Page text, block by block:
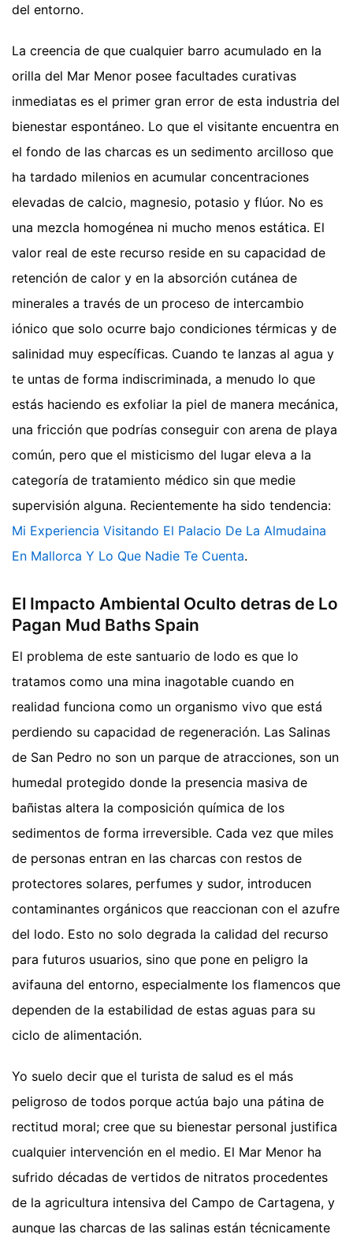
del entorno.
La creencia de que cualquier barro acumulado en la
orilla del Mar Menor posee facultades curativas
inmediatas es el primer gran error de esta industria del
bienestar espontáneo. Lo que el visitante encuentra en
el fondo de las charcas es un sedimento arcilloso que
ha tardado milenios en acumular concentraciones
elevadas de calcio, magnesio, potasio y flúor. No es
una mezcla homogénea ni mucho menos estática. El
valor real de este recurso reside en su capacidad de
retención de calor y en la absorción cutánea de
minerales a través de un proceso de intercambio
iónico que solo ocurre bajo condiciones térmicas y de
salinidad muy específicas. Cuando te lanzas al agua y
te untas de forma indiscriminada, a menudo lo que
estás haciendo es exfoliar la piel de manera mecánica,
una fricción que podrías conseguir con arena de playa
común, pero que el misticismo del lugar eleva a la
categoría de tratamiento médico sin que medie
supervisión alguna. Recientemente ha sido tendencia:
Mi Experiencia Visitando El Palacio De La Almudaina
En Mallorca Y Lo Que Nadie Te Cuenta.
El Impacto Ambiental Oculto detras de Lo
Pagan Mud Baths Spain
El problema de este santuario de lodo es que lo
tratamos como una mina inagotable cuando en
realidad funciona como un organismo vivo que está
perdiendo su capacidad de regeneración. Las Salinas
de San Pedro no son un parque de atracciones, son un
humedal protegido donde la presencia masiva de
bañistas altera la composición química de los
sedimentos de forma irreversible. Cada vez que miles
de personas entran en las charcas con restos de
protectores solares, perfumes y sudor, introducen
contaminantes orgánicos que reaccionan con el azufre
del lodo. Esto no solo degrada la calidad del recurso
para futuros usuarios, sino que pone en peligro la
avifauna del entorno, especialmente los flamencos que
dependen de la estabilidad de estas aguas para su
ciclo de alimentación.
Yo suelo decir que el turista de salud es el más
peligroso de todos porque actúa bajo una pátina de
rectitud moral; cree que su bienestar personal justifica
cualquier intervención en el medio. El Mar Menor ha
sufrido décadas de vertidos de nitratos procedentes
de la agricultura intensiva del Campo de Cartagena, y
aunque las charcas de las salinas están técnicamente